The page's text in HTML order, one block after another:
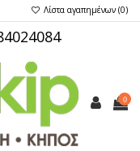
Λίστα αγαπημένων (0)
0